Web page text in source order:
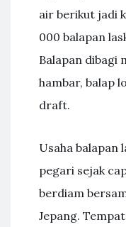
air berikut jadi
000 balapan
Balapan dibagi
hambar, balap
draft.
Usaha balapan
pegari sejak
berdiam
Jepang.